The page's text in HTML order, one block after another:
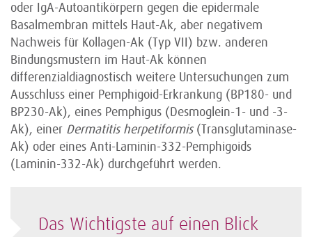
oder IgA-Autoantikörpern gegen die epidermale
Basalmembran mittels Haut-Ak, aber negativem
Nachweis für Kollagen-Ak (Typ VII) bzw. anderen
Bindungsmustern im Haut-Ak können
differenzialdiagnostisch weitere Untersuchungen zum
Ausschluss einer Pemphigoid-Erkrankung (BP180- und
BP230-Ak), eines Pemphigus (Desmoglein-1- und -3-
Ak), einer Dermatitis herpetiformis(Transglutaminase-
Ak) oder eines Anti-Laminin-332-Pemphigoids
(Laminin-332-Ak) durchgeführt werden.
Das Wichtigste auf einen Blick